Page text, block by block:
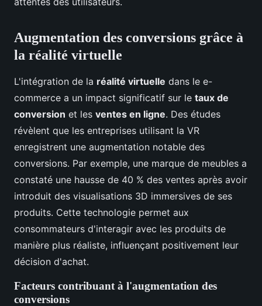
Augmentation des conversions grâce à
la réalité virtuelle
L'intégration de la réalité virtuelle dans le e-
commerce a un impact significatif sur le taux de
conversion et les ventes en ligne. Des études
révèlent que les entreprises utilisant la VR
enregistrent une augmentation notable des
conversions. Par exemple, une marque de meubles a
constaté une hausse de 40 % des ventes après avoir
introduit des visualisations 3D immersives de ses
produits. Cette technologie permet aux
consommateurs d'interagir avec les produits de
manière plus réaliste, influençant positivement leur
décision d'achat.
Facteurs contribuant à l'augmentation des
conversions